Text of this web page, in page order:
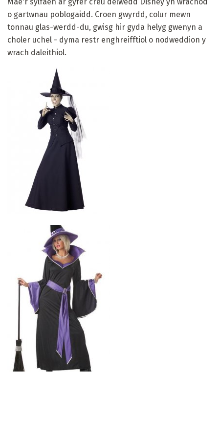
o gartwnau poblogaidd. Croen gwyrdd, colur mewn
tonnau glas-werdd-du, gwisg hir gyda helyg gwenyn a
choler uchel - dyma restr enghreifftiol o nodweddion y
wrach daleithiol.